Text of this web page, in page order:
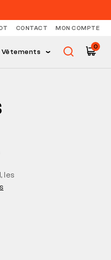
CONTACT MON COMPTE
Vêtements
0
les